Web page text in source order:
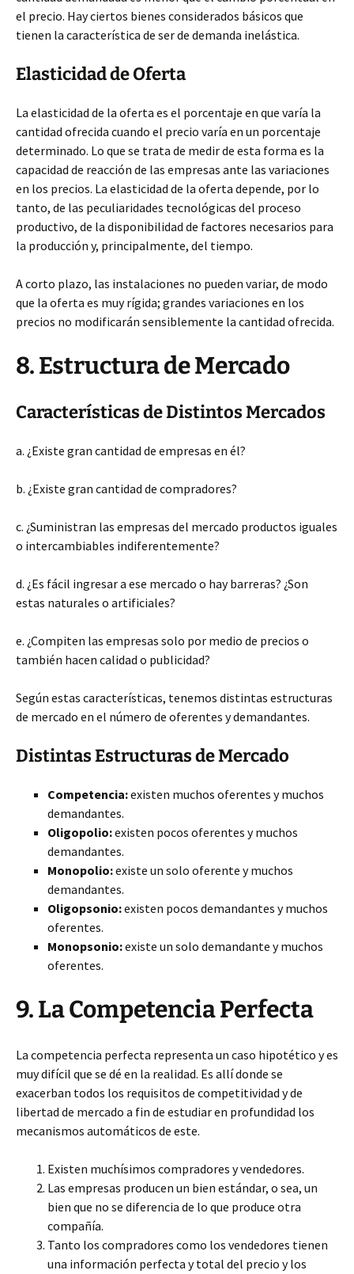
el precio. Hay ciertos bienes considerados básicos que
tienen la característica de ser de demanda inelástica.
Elasticidad de Oferta
La elasticidad de la oferta es el porcentaje en que varía la
cantidad ofrecida cuando el precio varía en un porcentaje
determinado. Lo que se trata de medir de esta forma es la
capacidad de reacción de las empresas ante las variaciones
en los precios. La elasticidad de la oferta depende, por lo
tanto, de las peculiaridades tecnológicas del proceso
productivo, de la disponibilidad de factores necesarios para
la producción y, principalmente, del tiempo.
A corto plazo, las instalaciones no pueden variar, de modo
que la oferta es muy rígida; grandes variaciones en los
precios no modificarán sensiblemente la cantidad ofrecida.
8. Estructura de Mercado
Características de Distintos Mercados
a. ¿Existe gran cantidad de empresas en él?
b. ¿Existe gran cantidad de compradores?
c. ¿Suministran las empresas del mercado productos iguales
o intercambiables indiferentemente?
d. ¿Es fácil ingresar a ese mercado o hay barreras? ¿Son
estas naturales o artificiales?
e. ¿Compiten las empresas solo por medio de precios o
también hacen calidad o publicidad?
Según estas características, tenemos distintas estructuras
de mercado en el número de oferentes y demandantes.
Distintas Estructuras de Mercado
Competencia:existen muchos oferentes y muchos
demandantes.
Oligopolio:existen pocos oferentes y muchos
demandantes.
Monopolio:existe un solo oferente y muchos
demandantes.
Oligopsonio:existen pocos demandantes y muchos
oferentes.
Monopsonio:existe un solo demandante y muchos
oferentes.
9. La Competencia Perfecta
La competencia perfecta representa un caso hipotético y es
muy difícil que se dé en la realidad. Es allí donde se
exacerban todos los requisitos de competitividad y de
libertad de mercado a fin de estudiar en profundidad los
mecanismos automáticos de este.
Existen muchísimos compradores y vendedores.
Las empresas producen un bien estándar, o sea, un
bien que no se diferencia de lo que produce otra
compañía.
Tanto los compradores como los vendedores tienen
una información perfecta y total del precio y los